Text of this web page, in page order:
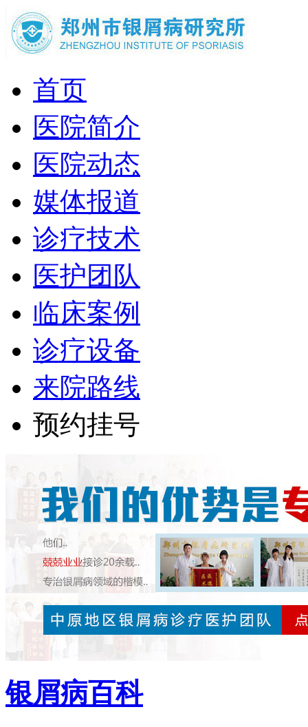
首页
医院简介
医院动态
媒体报道
诊疗技术
医护团队
临床案例
诊疗设备
来院路线
预约挂号
银屑病百科